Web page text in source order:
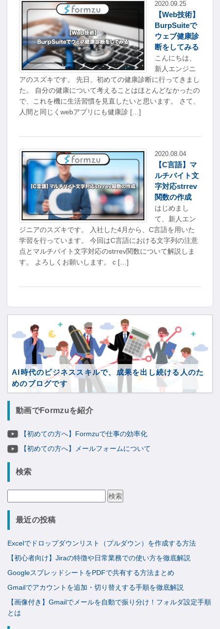
2020.09.25
【Web技術】
BurpSuiteで
ウェブ健康診
断をしてみる
こんにちは、
新人エンジニ
アのスズキです。 先日、初めての健康診断に行ってきまし
た。 自分の健康について考えることはほとんどなかったの
で、これを機に生活習慣を見直したいと思います。 さて、
人間と同じくwebアプリにも健康診 […]
2020.08.04
【C言語】マ
ルチバイト文
字対応strrev
関数の作成
はじめまし
て、新人エン
ジニアのスズキです。 入社した4月から、C言語を用いた
学習を行っています。 今回はC言語における文字列の注意
点とマルチバイト文字対応のstrrev関数について解説しま
す。 よろしくお願いします。 c […]
AI時代のビジネススキルで、成果を出し続ける人のた
めのブログです
動画でFormzuを紹介
【初めての方へ】Formzuで仕事の効率化
【初めての方へ】メールフォームについて
検索
最近の投稿
Excelでドロップダウンリスト（プルダウン）を作成する方法
【初心者向け】Jiraの特徴や日常業務での使い方を徹底解説
GoogleスプレッドシートをPDFで共有する方法まとめ
Gmailでアカウントを追加・切り替えする手順を徹底解説
【画像付き】Gmailでメールを自動で振り分け！フォルダ設定手順
とは